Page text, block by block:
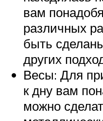
вам
различных
быть
других
Весы: Для
к дну вам
можно